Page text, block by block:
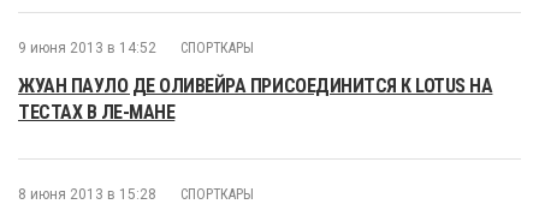
9 июня 2013 в 14:52 СПОРТКАРЫ
ЖУАН ПАУЛО ДЕ ОЛИВЕЙРА ПРИСОЕДИНИТСЯ К LOTUS НА
ТЕСТАХ В ЛЕ-МАНЕ
8 июня 2013 в 15:28 СПОРТКАРЫ